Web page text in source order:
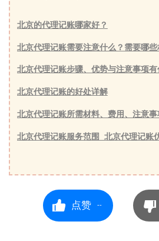
北京的代理记账哪家好？
北京代理记账需要注意什么？需要哪些
北京代理记账步骤、优势与注意事项有
北京代理记账的好处详解
北京代理记账所需材料、费用、注意事
北京代理记账服务范围_北京代理记账
点赞 --